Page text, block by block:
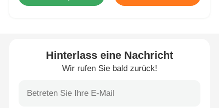
Roboter-Gelenkmotor
Hinterlass eine Nachricht
Wir rufen Sie bald zurück!